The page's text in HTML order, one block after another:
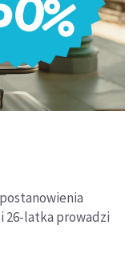
26-latka prowadzi